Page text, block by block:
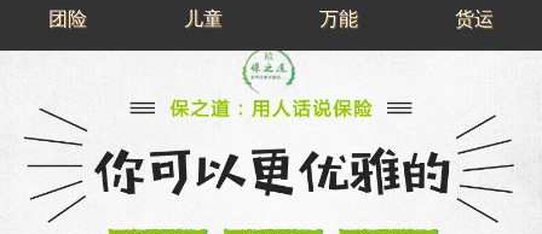
团险
儿童 万能 货运